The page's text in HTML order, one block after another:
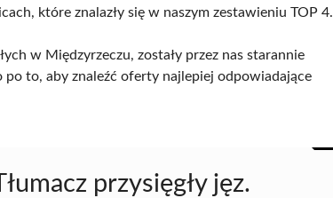
które znalazły się w naszym zestawieniu TOP 4.
w Międzyrzeczu, zostały przez nas starannie
to, aby znaleźć oferty najlepiej odpowiadające
przysięgły jęz.